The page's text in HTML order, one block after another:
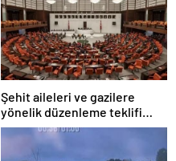
Şehit aileleri ve gazilere
yönelik düzenleme teklifi
Meclis’te kabul edildi